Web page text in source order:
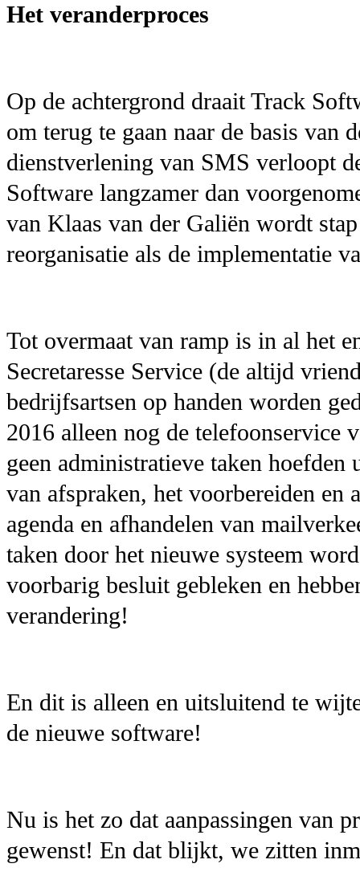
Het veranderproces
Op de achtergrond draait Track
om terug te gaan naar de basis van
dienstverlening van SMS verloopt
Software langzamer dan
van Klaas van der Galiën wordt
reorganisatie als de implementatie
Tot overmaat van ramp is in al het
Secretaresse Service (de altijd
bedrijfsartsen op handen worden
2016 alleen nog de telefoonservice
geen administratieve taken
van afspraken, het voorbereiden en
agenda en afhandelen van
taken door het nieuwe systeem
voorbarig besluit gebleken en
verandering!
En dit is alleen en uitsluitend te
de nieuwe software!
Nu is het zo dat aanpassingen van
gewenst! En dat blijkt, we zitten